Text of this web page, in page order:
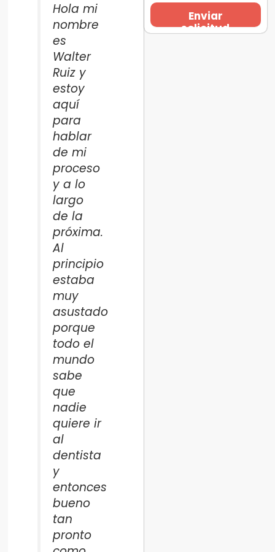
Hola mi
nombre
es
Walter
Ruiz y
estoy
aquí
para
hablar
de mi
proceso
y a lo
largo
de la
próxima.
Al
principio
estaba
muy
asustado
porque
todo el
mundo
sabe
que
nadie
quiere ir
al
dentista
y
entonces
bueno
tan
pronto
Enviar
solicitud